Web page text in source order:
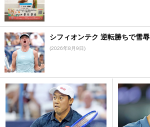
シフィオンテク 逆転勝ちで雪辱
(2026年8月9日)